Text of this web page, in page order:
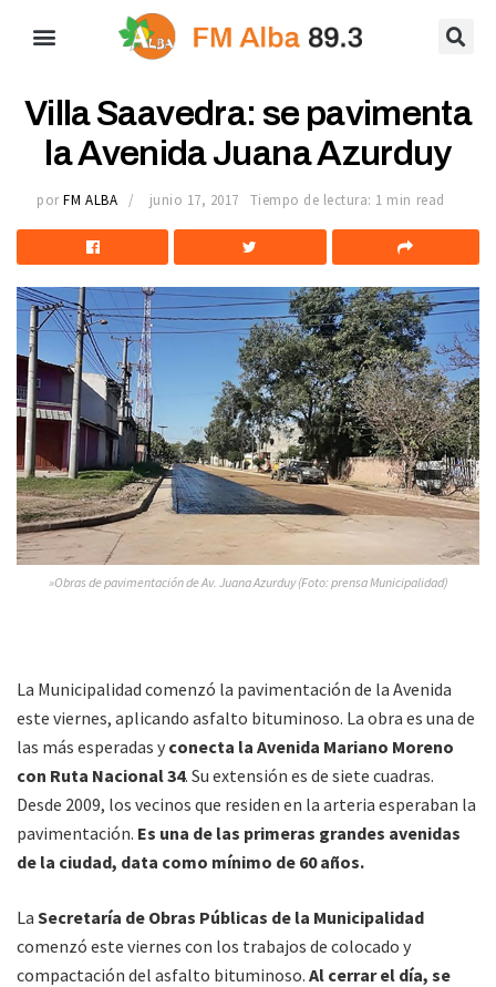
Villa Saavedra: se pavimenta
la Avenida Juana Azurduy
por FM ALBA junio 17, 2017 Tiempo de lectura: 1 min read
»Obras de pavimentación de Av. Juana Azurduy (Foto: prensa Municipalidad)
La Municipalidad comenzó la pavimentación de la Avenida
este viernes, aplicando asfalto bituminoso. La obra es una de
las más esperadas y conecta la Avenida Mariano Moreno
con Ruta Nacional 34. Su extensión es de siete cuadras.
Desde 2009, los vecinos que residen en la arteria esperaban la
pavimentación. Es una de las primeras grandes avenidas
de la ciudad, data como mínimo de 60 años.
La Secretaría de Obras Públicas de la Municipalidad
comenzó este viernes con los trabajos de colocado y
compactación del asfalto bituminoso. Al cerrar el día, se